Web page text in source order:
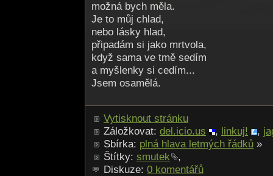
možná bych měla.
Je to můj chlad,
nebo lásky hlad,
připadám si jako mrtvola,
když sama ve tmě sedím
a myšlenky si cedím...
Jsem osamělá.
Vytisknout stránku
Záložkovat: del.icio.us , linkuj! ,
Sbírka: plná hlava letmých řádků »
Štítky: smutek
,
Diskuze: 0 komentářů